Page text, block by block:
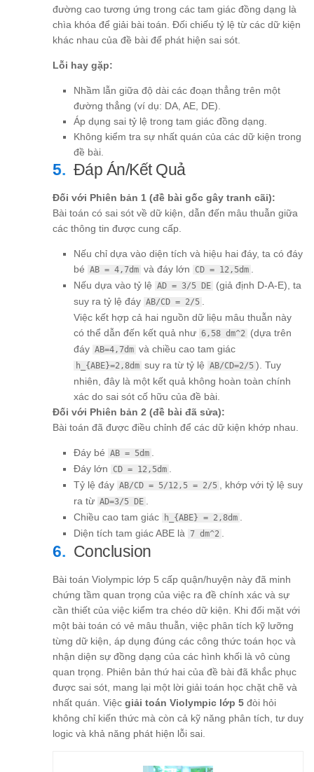
đường cao tương ứng trong các tam giác đồng dạng là
chìa khóa để giải bài toán. Đối chiếu tỷ lệ từ các dữ kiện
khác nhau của đề bài để phát hiện sai sót.
Lỗi hay gặp:
Nhầm lẫn giữa độ dài các đoạn thẳng trên một
đường thẳng (ví dụ: DA, AE, DE).
Áp dụng sai tỷ lệ trong tam giác đồng dạng.
Không kiểm tra sự nhất quán của các dữ kiện trong
đề bài.
Đáp Án/Kết Quả
Đối với Phiên bản 1 (đề bài gốc gây tranh cãi):
Bài toán có sai sót về dữ kiện, dẫn đến mâu thuẫn giữa
các thông tin được cung cấp.
Nếu chỉ dựa vào diện tích và hiệu hai đáy, ta có đáy
bé AB = 4,7dm và đáy lớn CD = 12,5dm
Nếu dựa vào tỷ lệ AD = 3/5 DE (giả định D-A-E), ta
suy ra tỷ lệ đáy AB/CD = 2/5
Việc kết hợp cả hai nguồn dữ liệu mâu thuẫn này
có thể dẫn đến kết quả như 6,58 dm^2 (dựa trên
đáy AB=4,7dm và chiều cao tam giác
h_{ABE}=2,8dm suy ra từ tỷ lệ AB/CD=2/5 ). Tuy
nhiên, đây là một kết quả không hoàn toàn chính
xác do sai sót cố hữu của đề bài.
Đối với Phiên bản 2 (đề bài đã sửa):
Bài toán đã được điều chỉnh để các dữ kiện khớp nhau.
Đáy bé AB = 5dm
Đáy lớn
CD = 12,5dm
Tỷ lệ đáy AB/CD = 5/12,5 = 2/5
, khớp với tỷ lệ suy
ra từ AD=3/5 DE
Chiều cao tam giác
h_{ABE} = 2,8dm
Diện tích tam giác ABE là 7 dm^2
Conclusion
Bài toán Violympic lớp 5 cấp quận/huyện này đã minh
chứng tầm quan trọng của việc ra đề chính xác và sự
cần thiết của việc kiểm tra chéo dữ kiện. Khi đối mặt với
một bài toán có vẻ mâu thuẫn, việc phân tích kỹ lưỡng
từng dữ kiện, áp dụng đúng các công thức toán học và
nhận diện sự đồng dạng của các hình khối là vô cùng
quan trọng. Phiên bản thứ hai của đề bài đã khắc phục
được sai sót, mang lại một lời giải toán học chặt chẽ và
nhất quán. Việc giải toán Violympic lớp 5 đòi hỏi
không chỉ kiến thức mà còn cả kỹ năng phân tích, tư duy
logic và khả năng phát hiện lỗi sai.